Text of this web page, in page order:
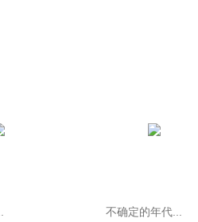
不确定的年代...